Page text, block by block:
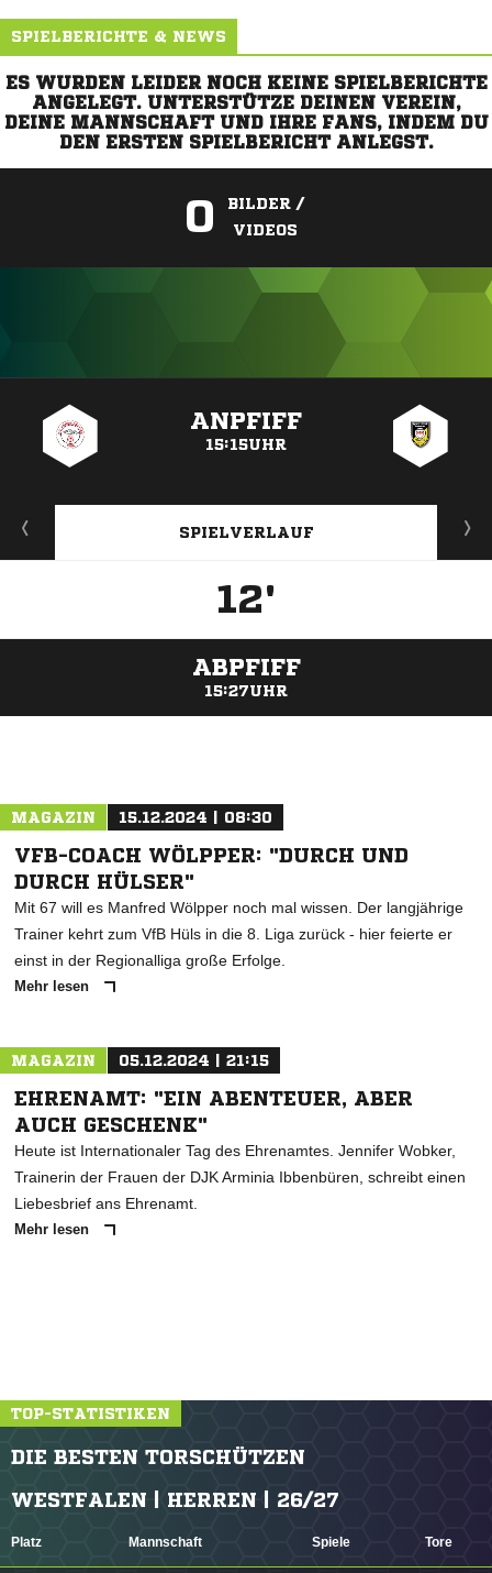
SPIELBERICHTE & NEWS
ES WURDEN LEIDER NOCH KEINE SPIELBERICHTE
ANGELEGT. UNTERSTÜTZE DEINEN VEREIN,
DEINE MANNSCHAFT UND IHRE FANS, INDEM DU
DEN ERSTEN SPIELBERICHT ANLEGST.
0
BILDER /
VIDEOS
ANPFIFF
15:15UHR
SPIELVERLAUF
12'
ABPFIFF
15:27UHR
MAGAZIN 15.12.2024 | 08:30
VFB-COACH WÖLPPER: "DURCH UND
DURCH HÜLSER"
Mit 67 will es Manfred Wölpper noch mal wissen. Der langjährige
Trainer kehrt zum VfB Hüls in die 8. Liga zurück - hier feierte er
einst in der Regionalliga große Erfolge.
Mehr lesen
MAGAZIN 05.12.2024 | 21:15
EHRENAMT: "EIN ABENTEUER, ABER
AUCH GESCHENK"
Heute ist Internationaler Tag des Ehrenamtes. Jennifer Wobker,
Trainerin der Frauen der DJK Arminia Ibbenbüren, schreibt einen
Liebesbrief ans Ehrenamt.
Mehr lesen
TOP-STATISTIKEN
DIE BESTEN TORSCHÜTZEN
WESTFALEN | HERREN | 26/27
Platz Mannschaft Spiele Tore